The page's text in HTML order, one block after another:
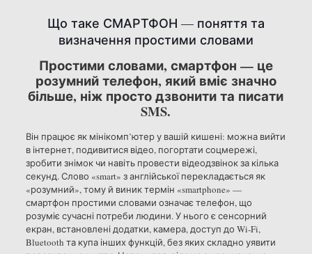
Що таке СМАРТФОН — поняття та
визначення простими словами
Простими словами, смартфон — це
розумний телефон, який вміє значно
більше, ніж просто дзвонити та писати
SMS.
Він працює як мінікомп’ютер у вашій кишені: можна вийти
в інтернет, подивитися відео, погортати соцмережі,
зробити знімок чи навіть провести відеодзвінок за кілька
секунд. Слово «smart» з англійської перекладається як
«розумний», тому й виник термін «smartphone» —
смартфон простими словами означає телефон, що
розуміє сучасні потреби людини. У нього є сенсорний
екран, встановлені додатки, камера, доступ до Wi-Fi,
Bluetooth та купа інших функцій, без яких складно уявити